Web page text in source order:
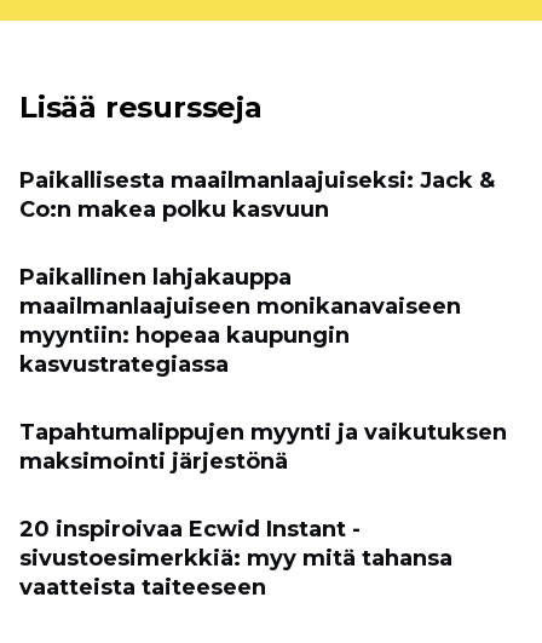
Lisää resursseja
Paikallisesta maailmanlaajuiseksi: Jack &
Co:n makea polku kasvuun
Paikallinen lahjakauppa
maailmanlaajuiseen monikanavaiseen
myyntiin: hopeaa kaupungin
kasvustrategiassa
Tapahtumalippujen myynti ja vaikutuksen
maksimointi järjestönä
20 inspiroivaa Ecwid Instant -
sivustoesimerkkiä: myy mitä tahansa
vaatteista taiteeseen